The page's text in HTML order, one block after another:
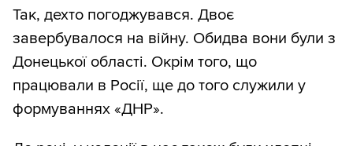
Так, дехто погоджувався. Двоє
завербувалося на війну. Обидва вони були з
Донецької області. Окрім того, що
працювали в Росії, ще до того служили у
формуваннях «ДНР».